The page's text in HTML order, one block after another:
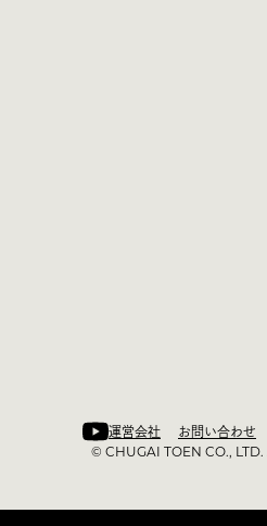
©︎ CHUGAI TOEN CO.,
運営会社 お問い合わせ
©︎ CHUGAI TOEN CO.,